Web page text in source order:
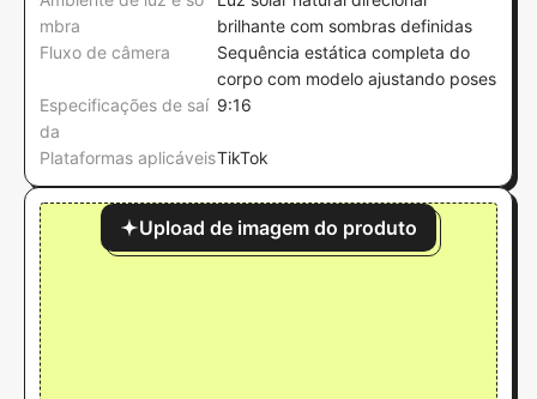
pernas; o laço mantém drapeado
natural sem rigidez
mbra
brilhante com sombras definidas
Fluxo de câmera
Sequência estática completa do
corpo com modelo ajustando poses
Especificações de saí
da
9:16
Plataformas aplicáveisTikTok
Upload de imagem do produto